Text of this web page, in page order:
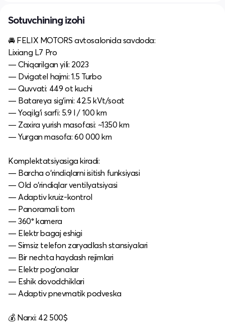
Sotuvchining izohi
🚘 FELIX MOTORS avtosalonida savdoda:
Lixiang L7 Pro
— Chiqarilgan yili: 2023
— Dvigatel hajmi: 1.5 Turbo
— Quvvati: 449 ot kuchi
— Batareya sig‘imi: 42.5 kVt/soat
— Yoqilg‘i sarfi: 5.9 l / 100 km
— Zaxira yurish masofasi: ~1350 km
— Yurgan masofa: 60 000 km
Komplektatsiyasiga kiradi:
— Barcha o‘rindiqlarni isitish funksiyasi
— Old o‘rindiqlar ventilyatsiyasi
— Adaptiv kruiz-kontrol
— Panoramali tom
— 360° kamera
— Elektr bagaj eshigi
— Simsiz telefon zaryadlash stansiyalari
— Bir nechta haydash rejimlari
— Elektr pog‘onalar
— Eshik dovodchiklari
— Adaptiv pnevmatik podveska
💰 Narxi: 42 500$